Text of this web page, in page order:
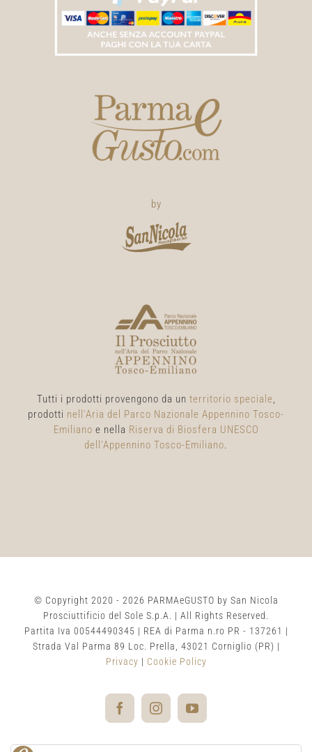
by
Tutti i prodotti provengono da un territorio speciale,
prodotti nell'Aria del Parco Nazionale Appennino Tosco-
Emiliano e nella Riserva di Biosfera UNESCO
dell’Appennino Tosco-Emiliano.
© Copyright 2020 - 2026 PARMAeGUSTO by San Nicola
Prosciuttificio del Sole S.p.A. | All Rights Reserved.
Partita Iva 00544490345 | REA di Parma n.ro PR - 137261 |
Strada Val Parma 89 Loc. Prella, 43021 Corniglio (PR) |
Privacy | Cookie Policy
FacebookInstagramYouTube